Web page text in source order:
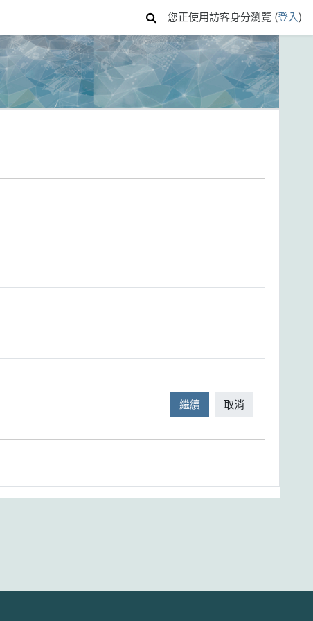
您正使用訪客身分瀏覽 (登入)
繼續 取消